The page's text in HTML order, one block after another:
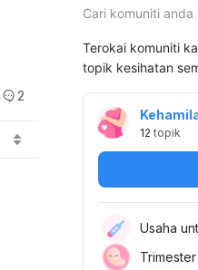
2
Cari komuniti anda
Terokai komuniti
topik kesihatan
12 topik
Usaha
Trimester